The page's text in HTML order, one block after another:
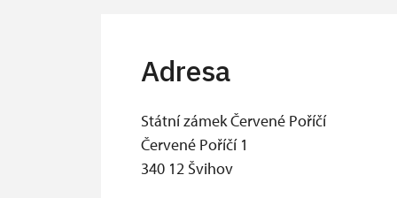
Adresa
Státní zámek Červené Poříčí
Červené Poříčí 1
340 12 Švihov